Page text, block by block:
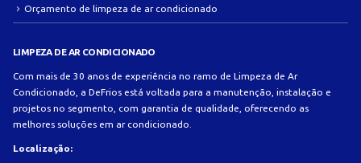
Orçamento de limpeza de ar condicionado
LIMPEZA DE AR CONDICIONADO
Com mais de 30 anos de experiência no ramo de Limpeza de Ar
Condicionado, a DeFrios está voltada para a manutenção, instalação e
projetos no segmento, com garantia de qualidade, oferecendo as
melhores soluções em ar condicionado.
Localização: